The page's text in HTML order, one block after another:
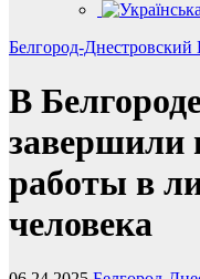
Белгород-Днестровский
В
завершили
работы в
человека